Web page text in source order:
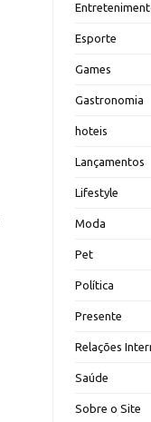
Esporte
Games
Gastronomia
hoteis
Lançamentos
Lifestyle
Moda
Pet
Política
Presente
Relações
Saúde
Sobre o Site